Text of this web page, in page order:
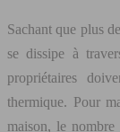
Sachant que plus
se dissipe à
propriétaires
thermique. Pour
maison, le